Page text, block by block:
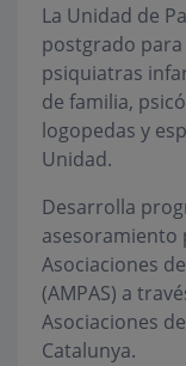
La Unidad de
postgrado
psiquiatras
de familia,
logopedas y
Unidad.
Desarrolla
asesoramiento
Asociaciones
(AMPAS) a
Asociaciones
Catalunya.